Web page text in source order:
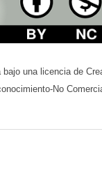
bajo una licencia de
No